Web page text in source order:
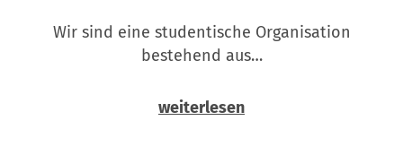
Wir sind eine studentische Organisation
bestehend aus…
weiterlesen